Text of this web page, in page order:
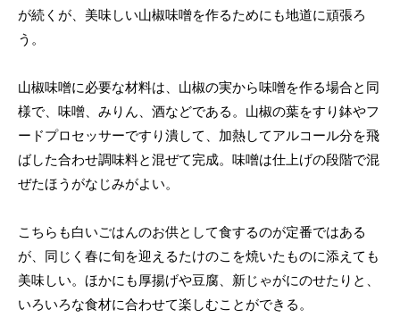
が続くが、美味しい山椒味噌を作るためにも地道に頑張ろ
う。
山椒味噌に必要な材料は、山椒の実から味噌を作る場合と同
様で、味噌、みりん、酒などである。山椒の葉をすり鉢やフ
ードプロセッサーですり潰して、加熱してアルコール分を飛
ばした合わせ調味料と混ぜて完成。味噌は仕上げの段階で混
ぜたほうがなじみがよい。
こちらも白いごはんのお供として食するのが定番ではある
が、同じく春に旬を迎えるたけのこを焼いたものに添えても
美味しい。ほかにも厚揚げや豆腐、新じゃがにのせたりと、
いろいろな食材に合わせて楽しむことができる。